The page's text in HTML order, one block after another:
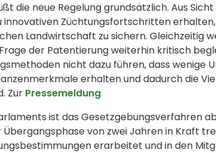
die neue Regelung grundsätzlich. Aus
innovativen Züchtungsfortschritten
Landwirtschaft zu sichern. Gleichzeitig
der Patentierung weiterhin kritisch
nicht dazu führen, dass wenige
erhalten und dadurch die
Zur Pressemeldung
ist das Gesetzgebungsverfahren
von zwei Jahren in Kraft
erarbeitet und in den